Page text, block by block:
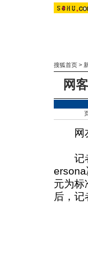
搜狐首页 >
网
网友
记者
ersona
元为标
后，